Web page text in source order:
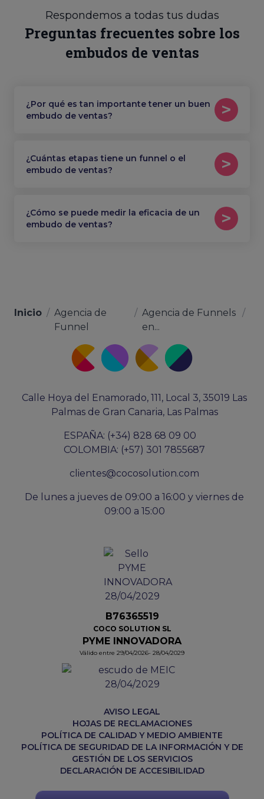
Respondemos a todas tus dudas
Preguntas frecuentes sobre los
embudos de ventas
¿Por qué es tan importante tener un buen
embudo de ventas?
¿Cuántas etapas tiene un funnel o el
embudo de ventas?
¿Cómo se puede medir la eficacia de un
embudo de ventas?
Inicio / Agencia de
Funnel
/ Agencia de Funnels
en...
/
Calle Hoya del Enamorado, 111, Local 3, 35019 Las
Palmas de Gran Canaria, Las Palmas
ESPAÑA: (+34) 828 68 09 00
COLOMBIA: (+57) 301 7855687
clientes@cocosolution.com
De lunes a jueves de 09:00 a 16:00 y viernes de
09:00 a 15:00
B76365519
COCO SOLUTION SL
PYME INNOVADORA
Válido entre 29/04/2026- 28/04/2029
AVISO LEGAL
HOJAS DE RECLAMACIONES
POLÍTICA DE CALIDAD Y MEDIO AMBIENTE
POLÍTICA DE SEGURIDAD DE LA INFORMACIÓN Y DE
GESTIÓN DE LOS SERVICIOS
DECLARACIÓN DE ACCESIBILIDAD